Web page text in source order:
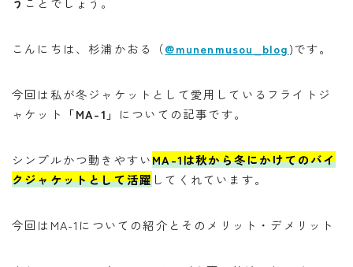
BB662 DR650SE
キャンプツーリング コミネ セダン セロー
セロー250 タンクバッグ ダイソー
ツーリング ドライバッグ ハンドルカバー
バイク バイクサークル バイク整備
こんにちは、杉浦かおる（@munenmusou_blog)です。
今回は私が冬ジャケットとして愛用しているフライトジ
ャケット
「MA-1」 についての記事です。
シンプルかつ動きやすいMA-1は秋から冬にかけてのバイ
クジャケットとして活躍してくれています。
今回はMA-1についての紹介とそのメリット・デメリット